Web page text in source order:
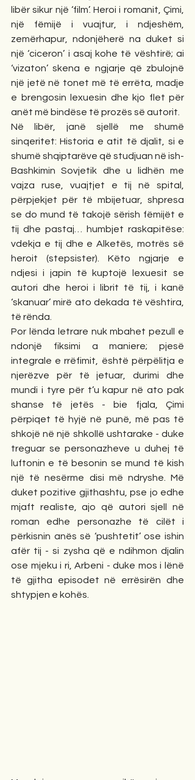
libër sikur një ‘film’. Heroi i romanit, Çimi,
një fëmijë i vuajtur, i ndjeshëm,
zemërhapur, ndonjëherë na duket si
një ‘ciceron’ i asaj kohe të vështirë; ai
‘vizaton’ skena e ngjarje që zbulojnë
një jetë në tonet më të errëta, madje
e brengosin lexuesin dhe kjo flet për
anët më bindëse të prozës së autorit.
Në libër, janë sjellë me shumë
sinqeritet: Historia e atit të djalit, si e
shumë shqiptarëve që studjuan në ish-
Bashkimin Sovjetik dhe u lidhën me
vajza ruse, vuajtjet e tij në spital,
përpjekjet për të mbijetuar, shpresa
se do mund të takojë sërish fëmijët e
tij dhe pastaj… humbjet raskapitëse:
vdekja e tij dhe e Alketës, motrës së
heroit (stepsister). Këto ngjarje e
ndjesi i japin të kuptojë lexuesit se
autori dhe heroi i librit të tij, i kanë
‘skanuar’ mirë ato dekada të vështira,
të rënda.
Por lënda letrare nuk mbahet pezull e
ndonjë fiksimi a maniere; pjesë
integrale e rrëfimit, është përpëlitja e
njerëzve për të jetuar, durimi dhe
mundi i tyre për t’u kapur në ato pak
shanse të jetës - bie fjala, Çimi
përpiqet të hyjë në punë, më pas të
shkojë në një shkollë ushtarake - duke
treguar se personazheve u duhej të
luftonin e të besonin se mund të kish
një të nesërme disi më ndryshe. Më
duket pozitive gjithashtu, pse jo edhe
mjaft realiste, ajo që autori sjell në
roman edhe personazhe të cilët i
përkisnin anës së ‘pushtetit’ ose ishin
afër tij - si zysha që e ndihmon djalin
ose mjeku i ri, Arbeni - duke mos i lënë
të gjitha episodet në errësirën dhe
shtypjen e kohës.